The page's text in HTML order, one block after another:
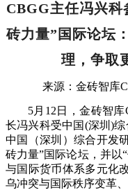
CBGG主任冯兴科
砖力量” 国际论坛
理 ， 争取
来源： 金砖智库
5月 12 日，金砖智库
长冯兴科受中国(深圳)综
中国（深圳）综合开发
砖力量”国际论坛，并以“
与国际货币体系多元化
乌冲突与国际秩序变革